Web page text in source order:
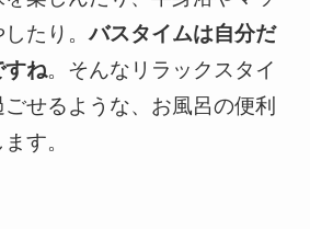
たり。バスタイムは自分だ
すね。そんなリラックスタイ
せるような、お風呂の便利
す。